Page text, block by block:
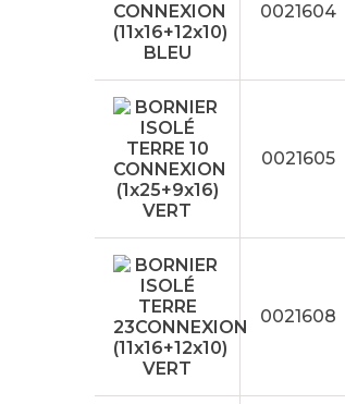
0021604
0021605
0021608